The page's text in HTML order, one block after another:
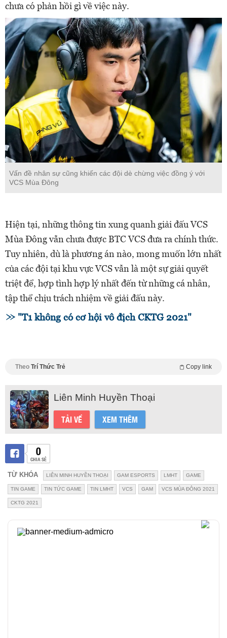
chưa có phản hồi gì về việc này.
Vấn đề nhân sự cũng khiến các đội dè chừng việc đồng ý với
VCS Mùa Đông
Hiện tại, những thông tin xung quanh giải đấu VCS
Mùa Đông vẫn chưa được BTC VCS đưa ra chính thức.
Tuy nhiên, dù là phương án nào, mong muốn lớn nhất
của các đội tại khu vực VCS vẫn là một sự giải quyết
triệt để, hợp tình hợp lý nhất đến từ những cá nhân,
tập thể chịu trách nhiệm về giải đấu này.
"T1 không có cơ hội vô địch CKTG 2021"
Theo Trí Thức Trẻ Copy link
Liên Minh Huyền Thoại
TẢI VỀ XEM THÊM
0
CHIA SẺ
TỪ KHÓA LIÊN MINH HUYỀN THOẠI GAM ESPORTS LMHT GAME
TIN GAME TIN TỨC GAME TIN LMHT VCS GAM VCS MÙA ĐÔNG 2021
CKTG 2021